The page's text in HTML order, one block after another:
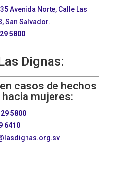
Avenida Norte, Calle Las
San Salvador.
5800
Dignas:
casos de hechos
mujeres:
5800
6410